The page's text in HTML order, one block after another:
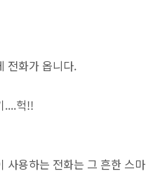
전화가 옵니다.
....헉!!
사용하는 전화는 그 흔한 스마